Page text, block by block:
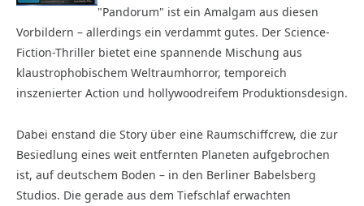
"Pandorum" ist ein Amalgam aus diesen
Vorbildern – allerdings ein verdammt gutes. Der Science-
Fiction-Thriller bietet eine spannende Mischung aus
klaustrophobischem Weltraumhorror, temporeich
inszenierter Action und hollywoodreifem Produktionsdesign.
Dabei enstand die Story über eine Raumschiffcrew, die zur
Besiedlung eines weit entfernten Planeten aufgebrochen
ist, auf deutschem Boden – in den Berliner Babelsberg
Studios. Die gerade aus dem Tiefschlaf erwachten